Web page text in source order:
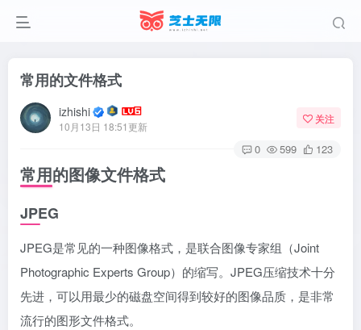
常用的文件格式
izhishi
10月13日 18:51更新
关注
0 599 123
常用的图像文件格式
JPEG
JPEG是常见的一种图像格式，是联合图像专家组（Joint
Photographic Experts Group）的缩写。JPEG压缩技术十分
先进，可以用最少的磁盘空间得到较好的图像品质，是非常
流行的图形文件格式。